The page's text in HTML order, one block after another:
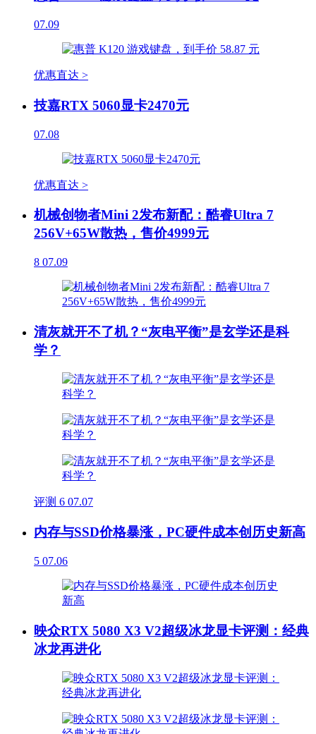
07.09
优惠直达 >
技嘉RTX 5060显卡2470元
07.08
优惠直达 >
机械创物者Mini 2发布新配：酷睿Ultra 7
256V+65W散热，售价4999元
8 07.09
清灰就开不了机？“灰电平衡”是玄学还是科
学？
评测 6 07.07
内存与SSD价格暴涨，PC硬件成本创历史新高
5 07.06
映众RTX 5080 X3 V2超级冰龙显卡评测：经典
冰龙再进化